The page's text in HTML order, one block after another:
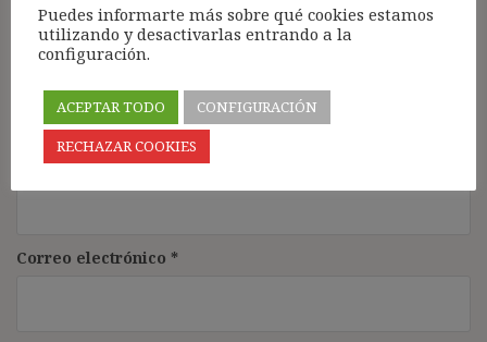
Nombre*
Correo electrónico *
Puedes informarte más sobre qué cookies estamos
utilizando y desactivarlas entrando a la
configuración.
ACEPTAR TODO
CONFIGURACIÓN
RECHAZAR COOKIES